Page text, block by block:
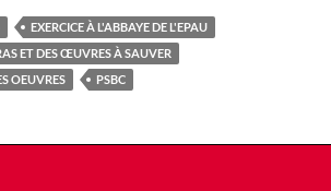
EXERCICE À L'ABBAYE DE L'EPAU
ET DES ŒUVRES À SAUVER
OEUVRES
PSBC